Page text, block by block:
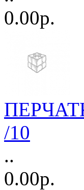
0.00р.
/10
..
0.00р.